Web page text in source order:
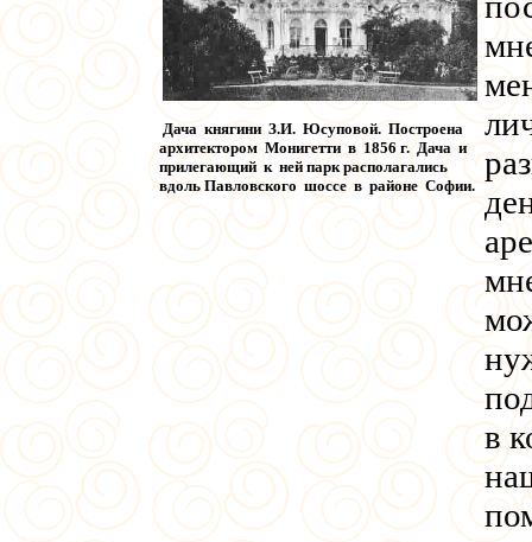
Дача княгини З.И. Юсуповой. Построена
архитектором Монигетти в 1856 г. Дача и
прилегающий к ней парк располагались
вдоль Павловского шоссе в районе Софии.
в